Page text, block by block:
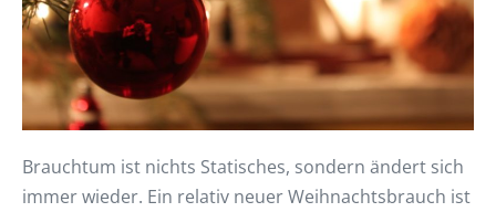
Brauchtum ist nichts Statisches, sondern ändert sich
immer wieder. Ein relativ neuer Weihnachtsbrauch ist